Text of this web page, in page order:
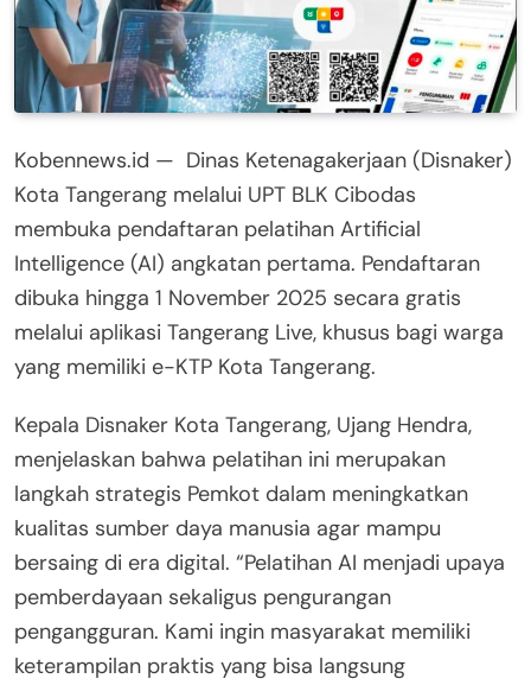
Kobennews.id — Dinas Ketenagakerjaan (Disnaker)
Kota Tangerang melalui UPT BLK Cibodas
membuka pendaftaran pelatihan Artificial
Intelligence (AI) angkatan pertama. Pendaftaran
dibuka hingga 1 November 2025 secara gratis
melalui aplikasi Tangerang Live, khusus bagi warga
yang memiliki e-KTP Kota Tangerang.
Kepala Disnaker Kota Tangerang, Ujang Hendra,
menjelaskan bahwa pelatihan ini merupakan
langkah strategis Pemkot dalam meningkatkan
kualitas sumber daya manusia agar mampu
bersaing di era digital. “Pelatihan AI menjadi upaya
pemberdayaan sekaligus pengurangan
pengangguran. Kami ingin masyarakat memiliki
keterampilan praktis yang bisa langsung